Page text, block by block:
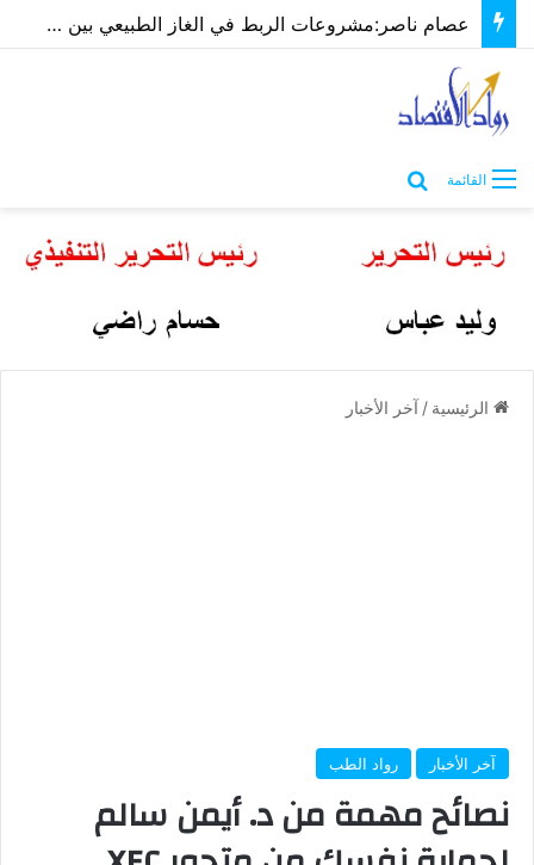
عصام ناصر:مشروعات الربط في الغاز الطبيعي بين مصر و قبرص نواة لتعاون مصري أوربي أكبر
القائمة
الرئيسية / آخر الأخبار
آخر الأخبار رواد الطب
نصائح مهمة من د. أيمن سالم